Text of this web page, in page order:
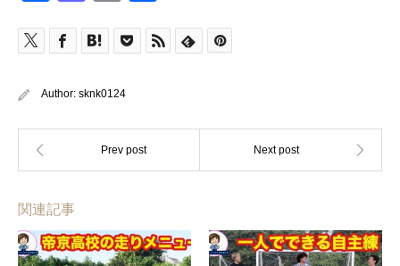
Author: sknk0124
関連記事